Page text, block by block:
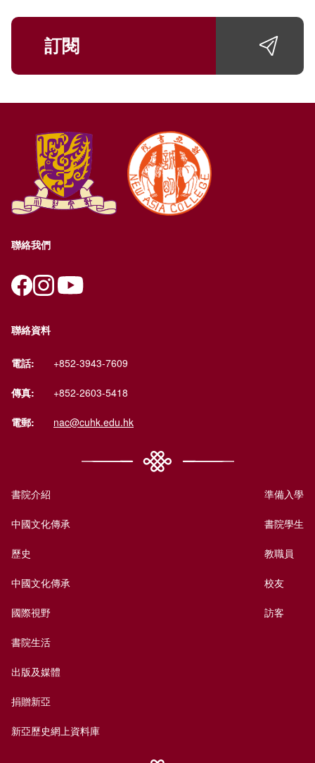
訂閱
聯絡我們
聯絡資料
電話: +852-3943-7609
傳真: +852-2603-5418
電郵: nac@cuhk.edu.hk
書院介紹
中國文化傳承
歷史
中國文化傳承
國際視野
書院生活
出版及媒體
捐贈新亞
新亞歷史網上資料庫
準備入學
書院學生
教職員
校友
訪客